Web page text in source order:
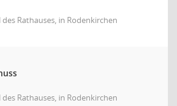
Rathauses, in Rodenkirchen
Rathauses, in Rodenkirchen